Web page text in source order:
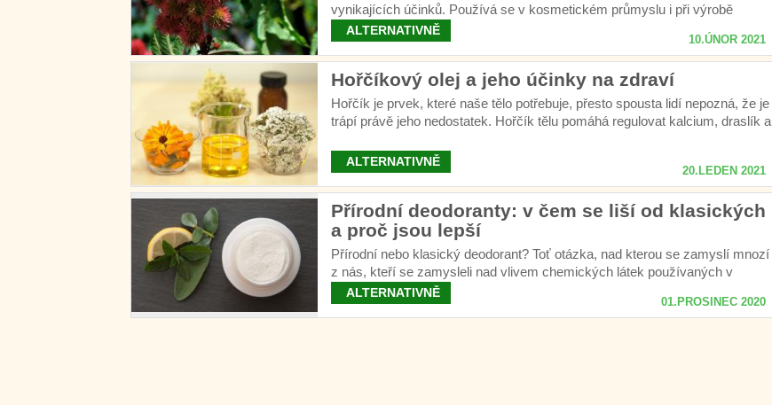
vynikajících účinků. Používá se v kosmetickém průmyslu i při výrobě
domácí prostředků pro krásu a zdraví.
ALTERNATIVNĚ
10.ÚNOR 2021
Hořčíkový olej a jeho účinky na zdraví
Hořčík je prvek, které naše tělo potřebuje, přesto spousta lidí nepozná, že je
trápí právě jeho nedostatek. Hořčík tělu pomáhá regulovat kalcium, draslík a
ALTERNATIVNĚ
20.LEDEN 2021
Přírodní deodoranty: v čem se liší od klasických
a proč jsou lepší
Přírodní nebo klasický deodorant? Toť otázka, nad kterou se zamyslí mnozí
z nás, kteří se zamysleli nad vlivem chemických látek používaných v
kosmetice.
ALTERNATIVNĚ
01.PROSINEC 2020